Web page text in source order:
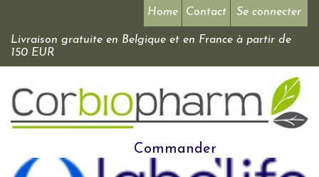
Se connecter
Home Contact
Livraison gratuite en Belgique et en France à partir de
150 EUR
Commander